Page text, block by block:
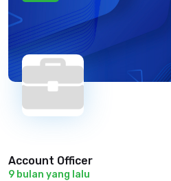
Account Officer
9 bulan yang lalu